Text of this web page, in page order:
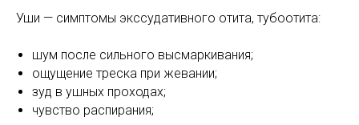
Уши — симптомы экссудативного отита, тубоотита:
шум после сильного высмаркивания;
ощущение треска при жевании;
зуд в ушных проходах;
чувство распирания;